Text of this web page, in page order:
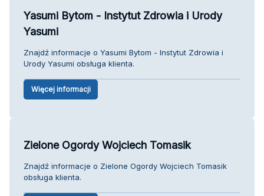
Yasumi Bytom - Instytut Zdrowia i Urody
Yasumi
Znajdź informacje o Yasumi Bytom - Instytut Zdrowia i
Urody Yasumi obsługa klienta.
Więcej informacji
Zielone Ogordy Wojciech Tomasik
Znajdź informacje o Zielone Ogordy Wojciech Tomasik
obsługa klienta.